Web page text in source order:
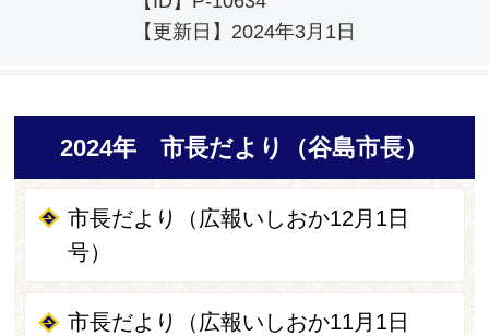
【更新日】 2024年3月1日
2024年 市長だより（谷島市長）
市長だより（広報いしおか12月1日
号）
市長だより（広報いしおか11月1日